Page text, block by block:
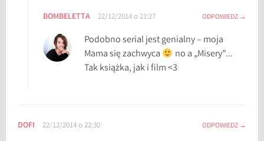
BOMBELETTA 22/12/2014 o 21:27 ODPOWIEDZ
Podobno serial jest genialny – moja
Mama się zachwyca
no a „Misery”…
Tak książka, jak i film <3
DOFI 22/12/2014 o 22:30 ODPOWIEDZ